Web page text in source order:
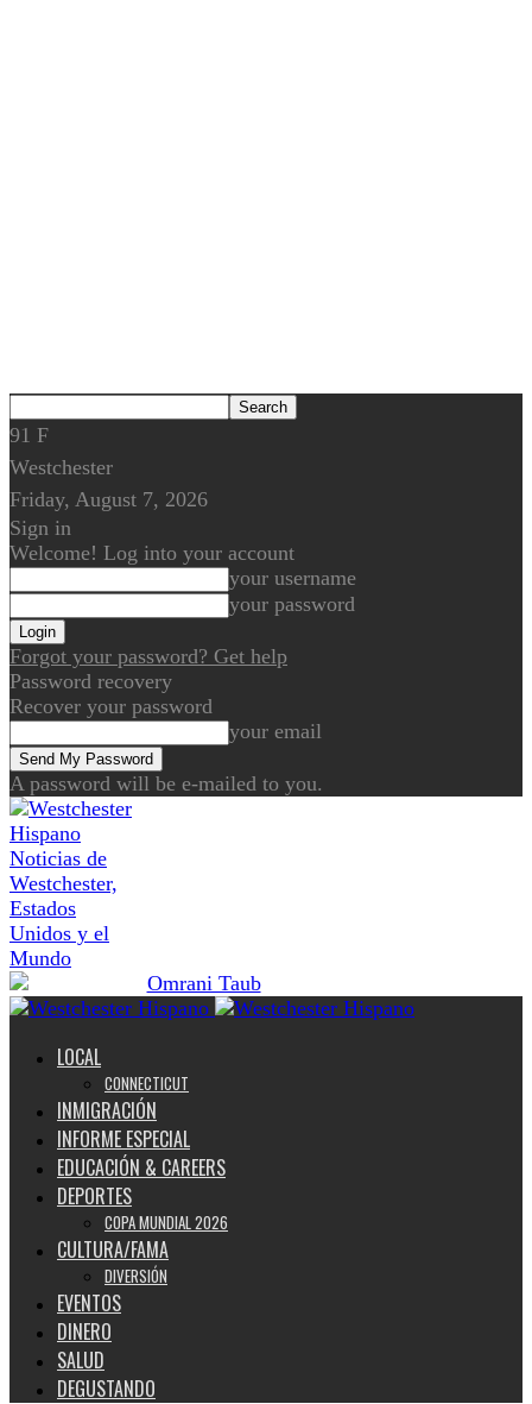
91 F
Westchester
Friday, August 7, 2026
Sign in
Welcome! Log into your account
your username
your password
Forgot your password? Get help
Password recovery
Recover your password
your email
A password will be e-mailed to you.
Noticias de
Westchester,
Estados
Unidos y el
Mundo
LOCAL
CONNECTICUT
INMIGRACIÓN
INFORME ESPECIAL
EDUCACIÓN & CAREERS
DEPORTES
COPA MUNDIAL 2026
CULTURA/FAMA
DIVERSIÓN
EVENTOS
DINERO
SALUD
DEGUSTANDO